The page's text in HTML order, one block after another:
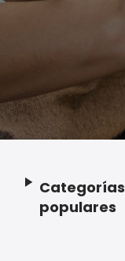
Footer
Categorías
populares